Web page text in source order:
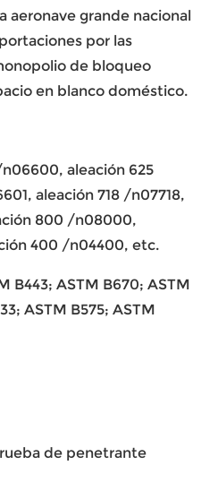
aeronave grande nacional
por las
de bloqueo
en blanco doméstico.
aleación 625
aleación 718 /n07718,
800 /n08000,
400 /n04400, etc.
B443; ASTM B670; ASTM
ASTM B575; ASTM
de penetrante